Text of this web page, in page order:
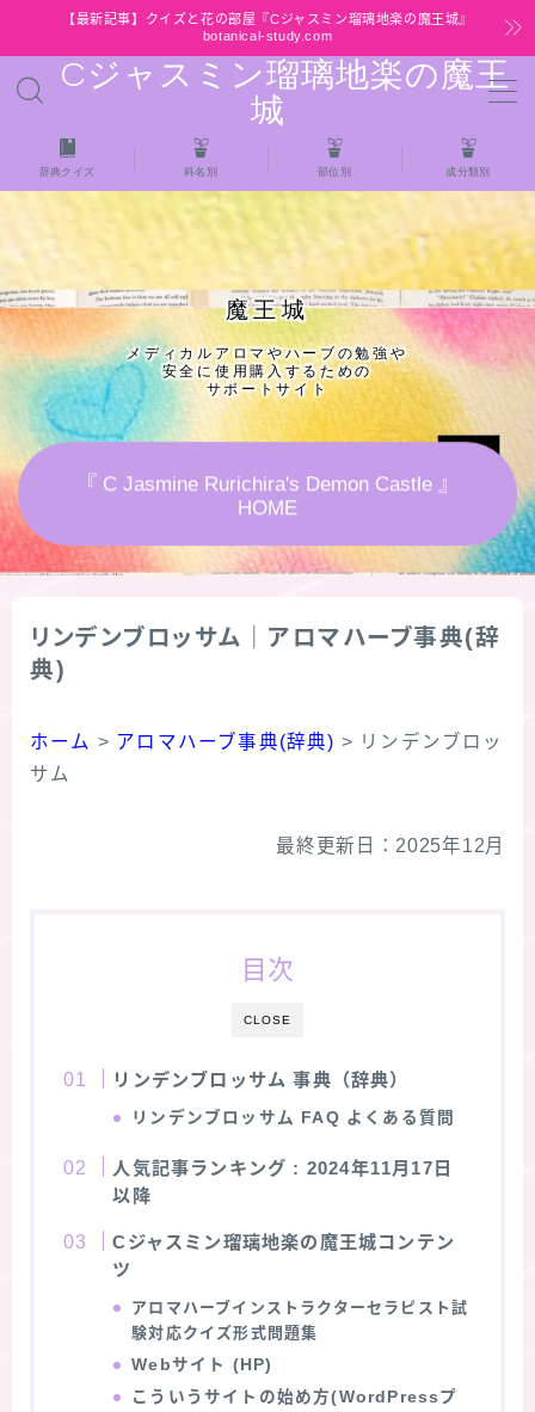
【最新記事】クイズと花の部屋『Cジャスミン瑠璃地楽の魔王城』
botanical-study.com
Cジャスミン瑠璃地楽の魔王
城
MENU
HOME
【最新】クイズと花の部屋
★全種/アロマハーブスパイス基材 プチ辞典ク
イズ＆プチ辞典
★アロマ検定＋αクイズ
★アロマハーブ傾向チェック
秘密部屋
公式ウェブサイト『Botanical Study』
Cジャスミン瑠璃地楽の主な活動先リンク集
アロマハーブアンケート
★スペシャルアロマハーブ４択クイズ (kindle出
お問い合わせ
サイトマップ
辞典クイズ 科名別 部位別 成分類別
魔王城
メディカルアロマやハーブの勉強や
安全に使用購入するための
サポートサイト
『 C Jasmine Rurichira's Demon Castle 』
HOME
リンデンブロッサム｜アロマハーブ事典(辞
典)
ホーム > アロマハーブ事典(辞典) > リンデンブロッ
サム
最終更新日：2025年12月
CLOSE
目次
リンデンブロッサム 事典（辞典）
リンデンブロッサム FAQ よくある質問
人気記事ランキング : 2024年11月17日
以降
Cジャスミン瑠璃地楽の魔王城コンテン
ツ
アロマハーブインストラクターセラピスト試
験対応クイズ形式問題集
Webサイト (HP)
こういうサイトの始め方(WordPressプ